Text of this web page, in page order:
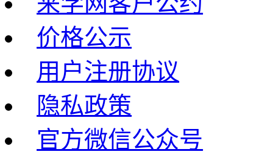
价格公示
用户注册协议
隐私政策
官方微信公众号